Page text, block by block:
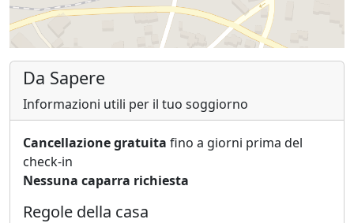
Da Sapere
Informazioni utili per il tuo soggiorno
Cancellazione gratuita fino a giorni prima del
check-in
Nessuna caparra richiesta
Regole della casa